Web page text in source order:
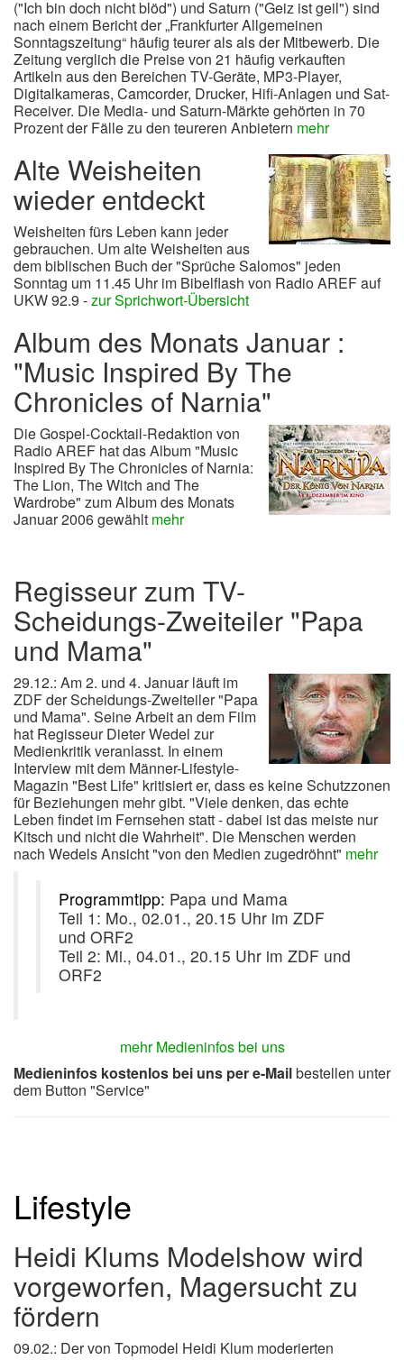
("Ich bin doch nicht blöd") und Saturn ("Geiz ist geil") sind
nach einem Bericht der „Frankfurter Allgemeinen
Sonntagszeitung“ häufig teurer als als der Mitbewerb. Die
Zeitung verglich die Preise von 21 häufig verkauften
Artikeln aus den Bereichen TV-Geräte, MP3-Player,
Digitalkameras, Camcorder, Drucker, Hifi-Anlagen und Sat-
Receiver. Die Media- und Saturn-Märkte gehörten in 70
Prozent der Fälle zu den teureren Anbietern mehr
Alte Weisheiten
wieder entdeckt
Weisheiten fürs Leben kann jeder
gebrauchen. Um alte Weisheiten aus
dem biblischen Buch der "Sprüche Salomos" jeden
Sonntag um 11.45 Uhr im Bibelflash von Radio AREF auf
UKW 92.9 -zur Sprichwort-Übersicht
Album des Monats Januar :
"Music Inspired By The
Chronicles of Narnia"
Die Gospel-Cocktail-Redaktion von
Radio AREF hat das Album "Music
Inspired By The Chronicles of Narnia:
The Lion, The Witch and The
Wardrobe" zum Album des Monats
Januar 2006 gewählt mehr
Regisseur zum TV-
Scheidungs-Zweiteiler "Papa
und Mama"
29.12.: Am 2. und 4. Januar läuft im
ZDF der Scheidungs-Zweiteiler "Papa
und Mama". Seine Arbeit an dem Film
hat Regisseur Dieter Wedel zur
Medienkritik veranlasst. In einem
Interview mit dem Männer-Lifestyle-
Magazin "Best Life" kritisiert er, dass es keine Schutzzonen
für Beziehungen mehr gibt. "Viele denken, das echte
Leben findet im Fernsehen statt - dabei ist das meiste nur
Kitsch und nicht die Wahrheit". Die Menschen werden
nach Wedels Ansicht "von den Medien zugedröhnt" mehr
Programmtipp: Papa und Mama
Teil 1: Mo., 02.01., 20.15 Uhr im ZDF
und ORF2
Teil 2: Mi., 04.01., 20.15 Uhr im ZDF und
ORF2
mehr Medieninfos bei uns
Medieninfos kostenlos bei uns per e-Mailbestellen unter
dem Button "Service"
Lifestyle
Heidi Klums Modelshow wird
vorgeworfen, Magersucht zu
fördern
09.02.: Der von Topmodel Heidi Klum moderierten